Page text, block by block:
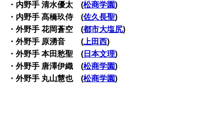
・内野手 清水優太 (松商学園)
・内野手 髙橋玖侍 (佐久長聖)
・外野手 花岡蒼空 (都市大塩尻)
・外野手 原湧音 ( 上田西)
・外野手 本田愁聖 ( 日本文理)
・外野手 唐澤伊織 (松商学園)
・外野手 丸山慧也 (松商学園)